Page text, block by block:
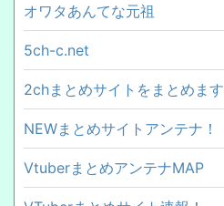
オワタあんてな元祖
5ch-c.net
2chまとめサイトをまとめます
NEWまとめサイトアンテナ！
VtuberまとめアンテナMAP